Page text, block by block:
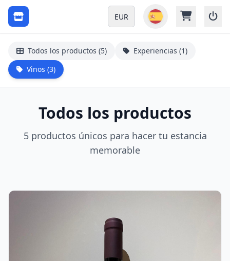
EUR
Todos los productos (5)
Experiencias (1)
Vinos (3)
Todos los productos
5 productos únicos para hacer tu estancia
memorable